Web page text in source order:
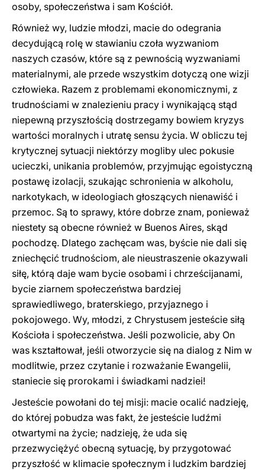
osoby, społeczeństwa i sam Kościół.
Również wy, ludzie młodzi, macie do odegrania
decydującą rolę w stawianiu czoła wyzwaniom
naszych czasów, które są z pewnością wyzwaniami
materialnymi, ale przede wszystkim dotyczą one wizji
człowieka. Razem z problemami ekonomicznymi, z
trudnościami w znalezieniu pracy i wynikającą stąd
niepewną przyszłością dostrzegamy bowiem kryzys
wartości moralnych i utratę sensu życia. W obliczu tej
krytycznej sytuacji niektórzy mogliby ulec pokusie
ucieczki, unikania problemów, przyjmując egoistyczną
postawę izolacji, szukając schronienia w alkoholu,
narkotykach, w ideologiach głoszących nienawiść i
przemoc. Są to sprawy, które dobrze znam, ponieważ
niestety są obecne również w Buenos Aires, skąd
pochodzę. Dlatego zachęcam was, byście nie dali się
zniechęcić trudnościom, ale nieustraszenie okazywali
siłę, którą daje wam bycie osobami i chrześcijanami,
bycie ziarnem społeczeństwa bardziej
sprawiedliwego, braterskiego, przyjaznego i
pokojowego. Wy, młodzi, z Chrystusem jesteście siłą
Kościoła i społeczeństwa. Jeśli pozwolicie, aby On
was kształtował, jeśli otworzycie się na dialog z Nim w
modlitwie, przez czytanie i rozważanie Ewangelii,
staniecie się prorokami i świadkami nadziei!
Jesteście powołani do tej misji: macie ocalić nadzieję,
do której pobudza was fakt, że jesteście ludźmi
otwartymi na życie; nadzieję, że uda się
przezwyciężyć obecną sytuację, by przygotować
przyszłość w klimacie społecznym i ludzkim bardziej